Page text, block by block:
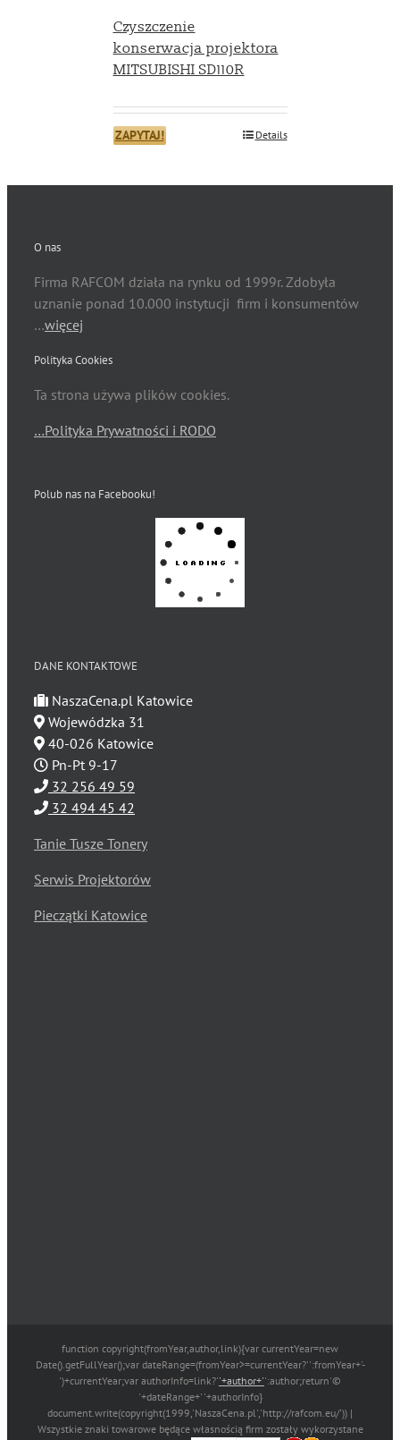
Czyszczenie
konserwacja projektora
MITSUBISHI SD110R
ZAPYTAJ! Details
O nas
Firma RAFCOM działa na rynku od 1999r. Zdobyła
uznanie ponad 10.000 instytucji firm i konsumentów
…więcej
Polityka Cookies
Ta strona używa plików cookies.
…Polityka Prywatności i RODO
Polub nas na Facebooku!
DANE KONTAKTOWE
NaszaCena.pl Katowice
Wojewódzka 31
40-026 Katowice
Pn-Pt 9-17
32 256 49 59
32 494 45 42
Tanie Tusze Tonery
Serwis Projektorów
Pieczątki Katowice
function copyright(fromYear,author,link){var currentYear=new
Date().getFullYear();var dateRange=(fromYear>=currentYear?'':fromYear+'-
')+currentYear;var authorInfo=link?''+author+'':author;return'©
'+dateRange+' '+authorInfo}
document.write(copyright(1999,'NaszaCena.pl','http://rafcom.eu/')) |
Wszystkie znaki towarowe będące własnością firm zostały wykorzystane